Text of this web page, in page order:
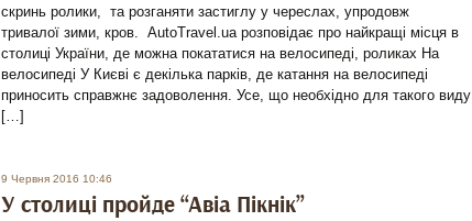
скринь ролики, та розганяти застиглу у череслах, упродовж
тривалої зими, кров. AutoTravel.ua розповідає про найкращі місця в
столиці України, де можна покататися на велосипеді, роликах На
велосипеді У Києві є декілька парків, де катання на велосипеді
приносить справжнє задоволення. Усе, що необхідно для такого виду
[…]
9 Червня 2016 10:46
У столиці пройде “Авіа Пікнік”